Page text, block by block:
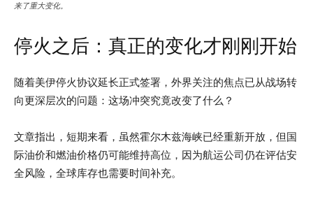
来了重大变化。
停火之后：真正的变化才刚刚开始
随着美伊停火协议延长正式签署，外界关注的焦点已从战场转
向更深层次的问题：这场冲突究竟改变了什么？
文章指出，短期来看，虽然霍尔木兹海峡已经重新开放，但国
际油价和燃油价格仍可能维持高位，因为航运公司仍在评估安
全风险，全球库存也需要时间补充。